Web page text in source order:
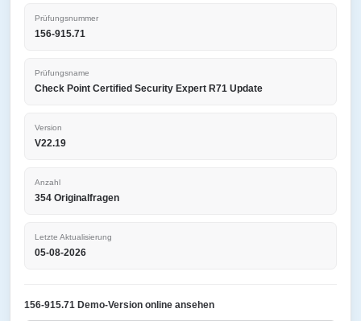
Prüfungsnummer
156-915.71
Prüfungsname
Check Point Certified Security Expert R71 Update
Version
V22.19
Anzahl
354 Originalfragen
Letzte Aktualisierung
05-08-2026
156-915.71 Demo-Version online ansehen